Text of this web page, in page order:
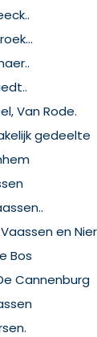
Van Rode.
gedeelte
en
Bos
Cannenburg